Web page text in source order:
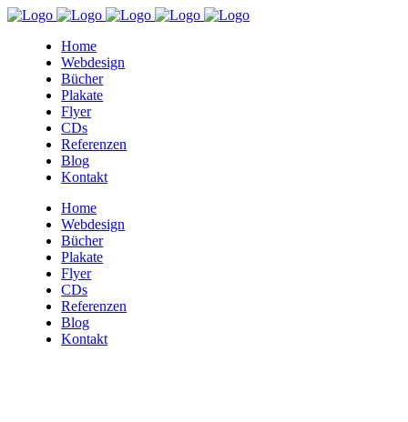
Home
Webdesign
Bücher
Plakate
Flyer
CDs
Referenzen
Blog
Kontakt
Home
Webdesign
Bücher
Plakate
Flyer
CDs
Referenzen
Blog
Kontakt